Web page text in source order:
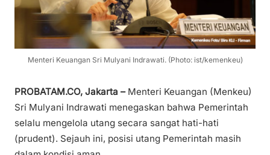
Menteri Keuangan Sri Mulyani Indrawati. (Photo: ist/kemenkeu)
PROBATAM.CO, Jakarta – Menteri Keuangan (Menkeu)
Sri Mulyani Indrawati menegaskan bahwa Pemerintah
selalu mengelola utang secara sangat hati-hati
(prudent). Sejauh ini, posisi utang Pemerintah masih